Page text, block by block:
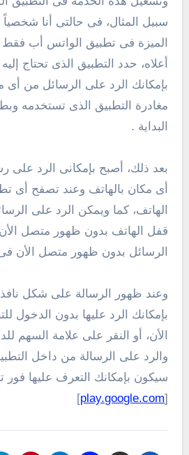
سبيل المثال، فى حالتى أنا
الميزة فى تطبيق الواتس أب
أعلاه، حدد التطبيق الذى تحتاج
بإمكانك الرد على الرسائل من أى
مغادرة التطبيق الذى تستخدمه
البداية .
بعد ذلك، أصبح بإمكانى الرد
أى مكان بالهاتف وعند تصفح أى
الهاتف، كما ويمكن الرد على
قفل الهاتف بدون ظهور متصل
الرسائل بدون ظهور متصل الأن
وعند ظهور الرسالة على شكل
بإمكانك الرد عليها بدون الدخول
الأن، أو النقر على علامة السهم
والرد على الرسالة من داخل
سيكون بإمكانك التعرف عليها فور
[
play.google.com
]